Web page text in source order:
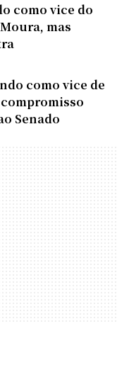
como vice do
mas
como vice de
Senado